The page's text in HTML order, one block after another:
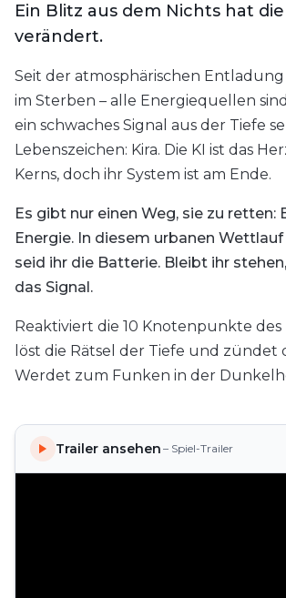
Ein Blitz aus dem Nichts hat
verändert.
Seit der atmosphärischen
im Sterben – alle Energiequellen
ein schwaches Signal aus der Tiefe
Lebenszeichen: Kira. Die KI ist das
Kerns, doch ihr System ist am Ende.
Es gibt nur einen Weg, sie zu retten:
Energie. In diesem urbanen
seid ihr die Batterie. Bleibt ihr
das Signal.
Reaktiviert die 10 Knotenpunkte des
löst die Rätsel der Tiefe und zündet
Werdet zum Funken in der
Trailer ansehen – Spiel-Trailer